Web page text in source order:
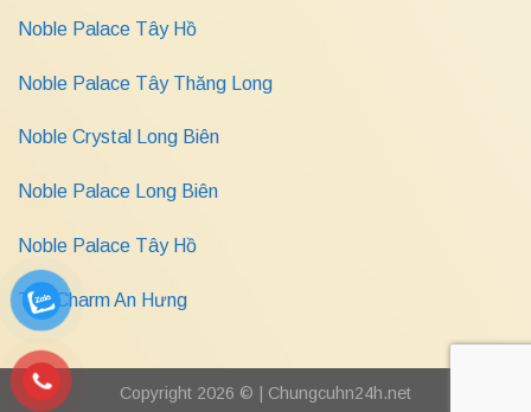
Noble Palace Tây Hồ
Noble Palace Tây Thăng Long
Noble Crystal Long Biên
Noble Palace Long Biên
Noble Palace Tây Hồ
The Charm An Hưng
Copyright 2026 © | Chungcuhn24h.net